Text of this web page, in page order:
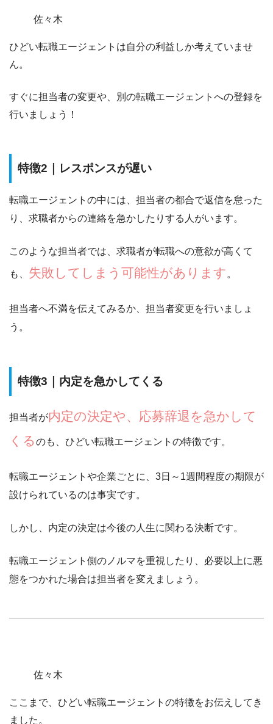
佐々木
ひどい転職エージェントは自分の利益しか考えていませ
ん。
すぐに担当者の変更や、別の転職エージェントへの登録を
行いましょう！
特徴2｜レスポンスが遅い
転職エージェントの中には、 担当者の都合で返信を怠った
り、求職者からの連絡を急かしたりする人がいます。
このような担当者では、求職者が転職への意欲が高くて
も、 失敗してしまう可能性があります 。
担当者へ不満を伝えてみるか、担当者変更を行いましょ
う。
特徴3｜内定を急かしてくる
担当者が内定の決定や、応募辞退を急かして
くるのも、ひどい転職エージェントの特徴です。
転職エージェントや企業ごとに、3日～1週間程度の期限が
設けられているのは事実です。
しかし、 内定の決定は今後の人生に関わる決断です。
転職エージェント側のノルマを重視したり、必要以上に悪
態をつかれた場合は担当者を変えましょう。
佐々木
ここまで、ひどい転職エージェントの特徴をお伝えしてき
ました。